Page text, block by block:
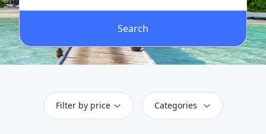
Search
Filter by price Categories